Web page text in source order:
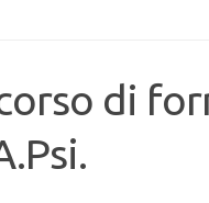
di